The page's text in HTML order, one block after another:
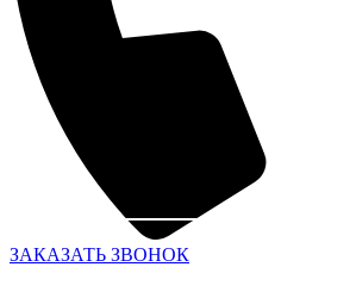
ЗАКАЗАТЬ ЗВОНОК